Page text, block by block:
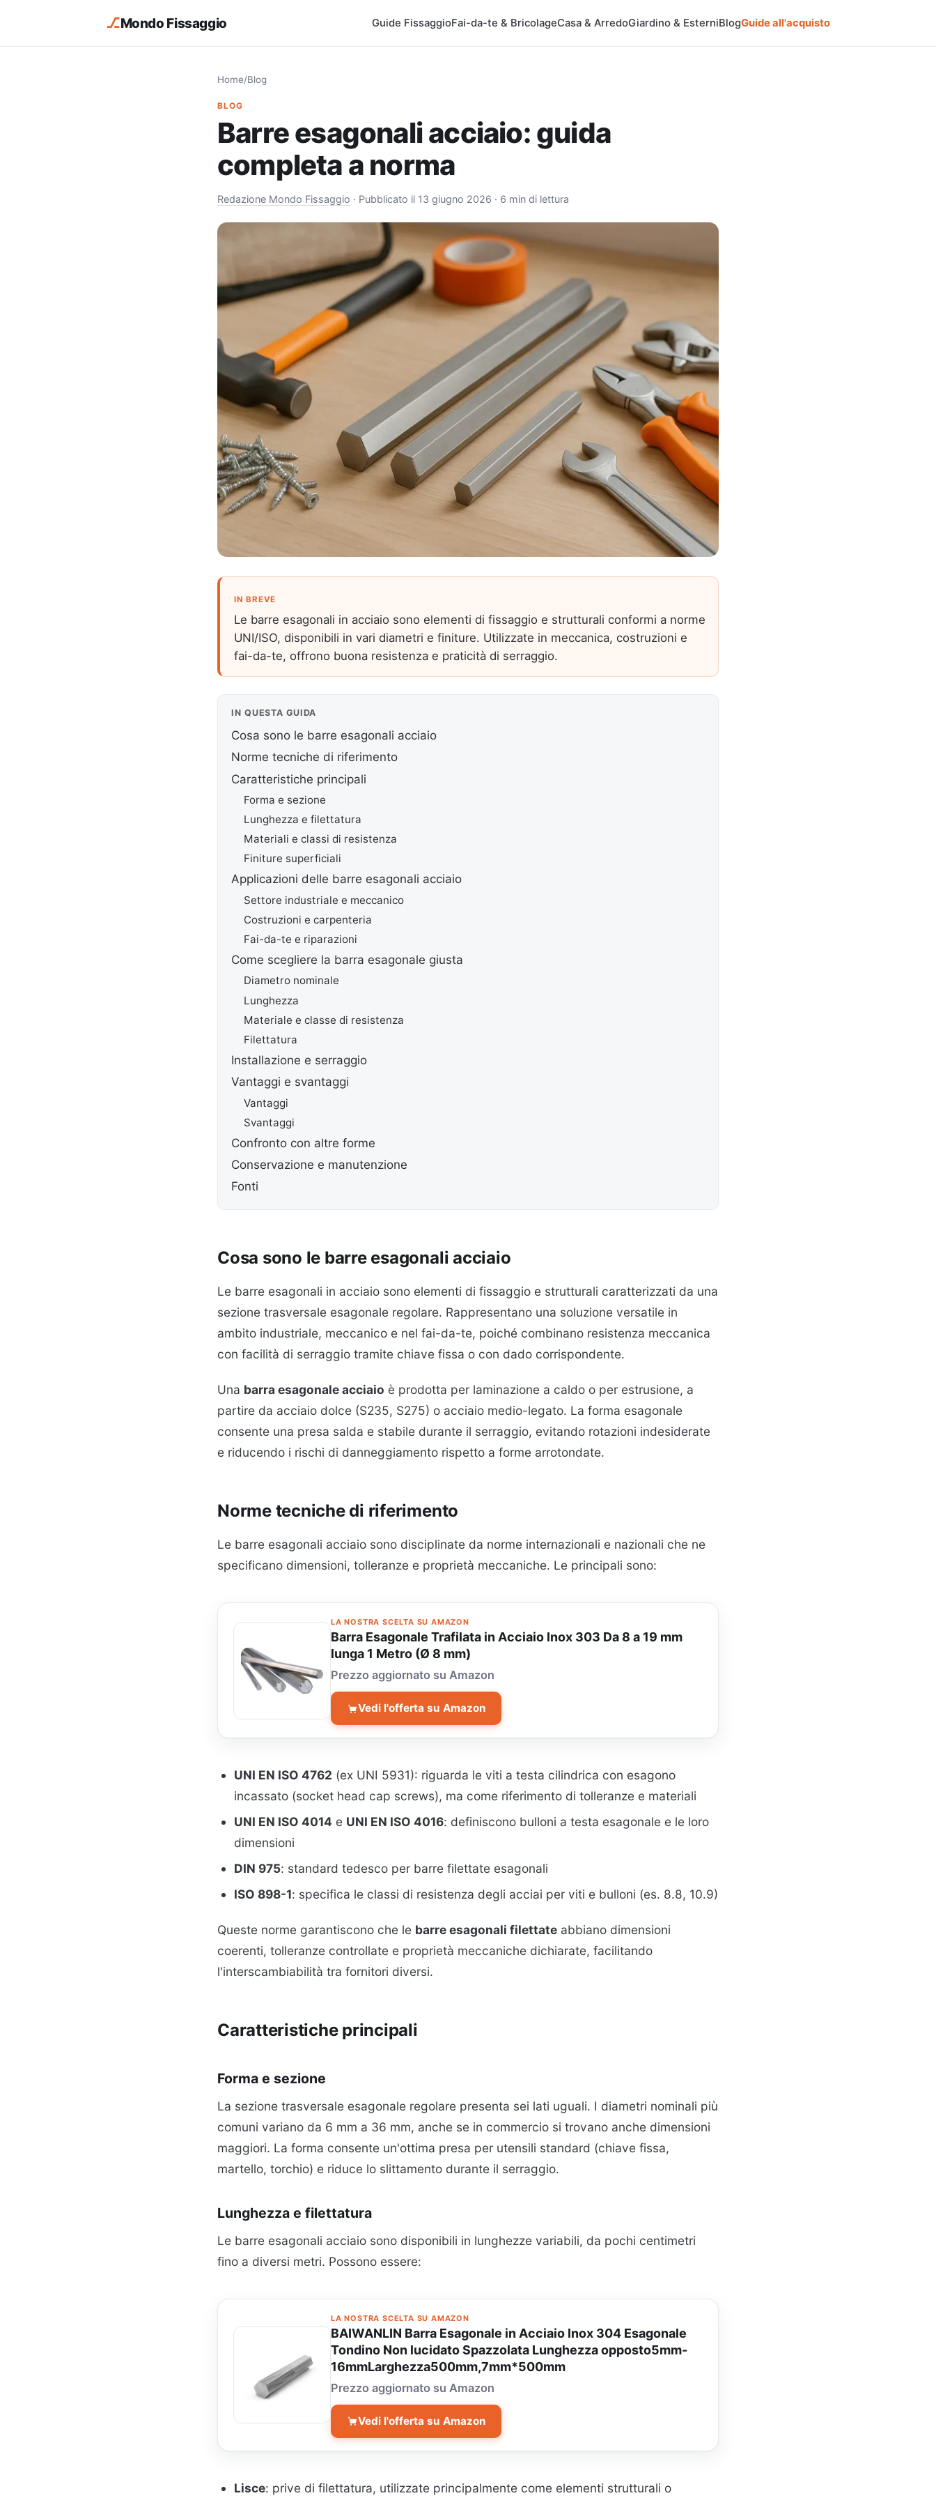
⎇Mondo Fissaggio Guide FissaggioFai-da-te & BricolageCasa & ArredoGiardino & EsterniBlogGuide all'acquisto
Home/Blog
BLOG
Barre esagonali acciaio: guida
completa a norma
Redazione Mondo Fissaggio · Pubblicato il 13 giugno 2026 · 6 min di lettura
IN BREVE
Le barre esagonali in acciaio sono elementi di fissaggio e strutturali conformi a norme
UNI/ISO, disponibili in vari diametri e finiture. Utilizzate in meccanica, costruzioni e
fai-da-te, offrono buona resistenza e praticità di serraggio.
IN QUESTA GUIDA
Cosa sono le barre esagonali acciaio
Norme tecniche di riferimento
Caratteristiche principali
Forma e sezione
Lunghezza e filettatura
Materiali e classi di resistenza
Finiture superficiali
Applicazioni delle barre esagonali acciaio
Settore industriale e meccanico
Costruzioni e carpenteria
Fai-da-te e riparazioni
Come scegliere la barra esagonale giusta
Diametro nominale
Lunghezza
Materiale e classe di resistenza
Filettatura
Installazione e serraggio
Vantaggi e svantaggi
Vantaggi
Svantaggi
Confronto con altre forme
Conservazione e manutenzione
Fonti
Cosa sono le barre esagonali acciaio
Le barre esagonali in acciaio sono elementi di fissaggio e strutturali caratterizzati da una
sezione trasversale esagonale regolare. Rappresentano una soluzione versatile in
ambito industriale, meccanico e nel fai-da-te, poiché combinano resistenza meccanica
con facilità di serraggio tramite chiave fissa o con dado corrispondente.
Una barra esagonale acciaio è prodotta per laminazione a caldo o per estrusione, a
partire da acciaio dolce (S235, S275) o acciaio medio-legato. La forma esagonale
consente una presa salda e stabile durante il serraggio, evitando rotazioni indesiderate
e riducendo i rischi di danneggiamento rispetto a forme arrotondate.
Norme tecniche di riferimento
Le barre esagonali acciaio sono disciplinate da norme internazionali e nazionali che ne
specificano dimensioni, tolleranze e proprietà meccaniche. Le principali sono:
LA NOSTRA SCELTA SU AMAZON
Barra Esagonale Trafilata in Acciaio Inox 303 Da 8 a 19 mm
lunga 1 Metro (Ø 8 mm)
Prezzo aggiornato su Amazon
Vedi l'offerta su Amazon
UNI EN ISO 4762 (ex UNI 5931): riguarda le viti a testa cilindrica con esagono
incassato (socket head cap screws), ma come riferimento di tolleranze e materiali
UNI EN ISO 4014 e UNI EN ISO 4016: definiscono bulloni a testa esagonale e le loro
dimensioni
DIN 975: standard tedesco per barre filettate esagonali
ISO 898-1: specifica le classi di resistenza degli acciai per viti e bulloni (es. 8.8, 10.9)
Queste norme garantiscono che le barre esagonali filettate abbiano dimensioni
coerenti, tolleranze controllate e proprietà meccaniche dichiarate, facilitando
l'interscambiabilità tra fornitori diversi.
Caratteristiche principali
Forma e sezione
La sezione trasversale esagonale regolare presenta sei lati uguali. I diametri nominali più
comuni variano da 6 mm a 36 mm, anche se in commercio si trovano anche dimensioni
maggiori. La forma consente un'ottima presa per utensili standard (chiave fissa,
martello, torchio) e riduce lo slittamento durante il serraggio.
Lunghezza e filettatura
Le barre esagonali acciaio sono disponibili in lunghezze variabili, da pochi centimetri
fino a diversi metri. Possono essere:
LA NOSTRA SCELTA SU AMAZON
BAIWANLIN Barra Esagonale in Acciaio Inox 304 Esagonale
Tondino Non lucidato Spazzolata Lunghezza opposto5mm-
16mmLarghezza500mm,7mm*500mm
Prezzo aggiornato su Amazon
Vedi l'offerta su Amazon
Lisce: prive di filettatura, utilizzate principalmente come elementi strutturali o